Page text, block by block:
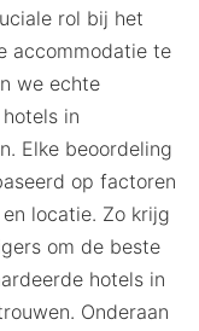
rol bij het
accommodatie te
we echte
in
Elke beoordeling
op factoren
locatie. Zo krijg
om de beste
hotels in
Onderaan